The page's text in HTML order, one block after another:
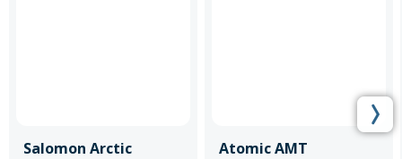
Salomon Arctic Atomic AMT